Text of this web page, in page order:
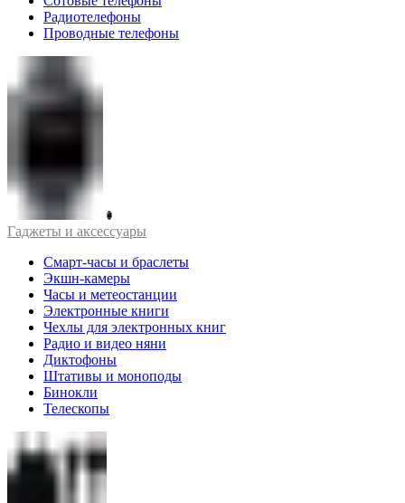
Радиотелефоны
Проводные телефоны
Гаджеты и аксессуары
Смарт-часы и браслеты
Экшн-камеры
Часы и метеостанции
Электронные книги
Чехлы для электронных книг
Радио и видео няни
Диктофоны
Штативы и моноподы
Бинокли
Телескопы